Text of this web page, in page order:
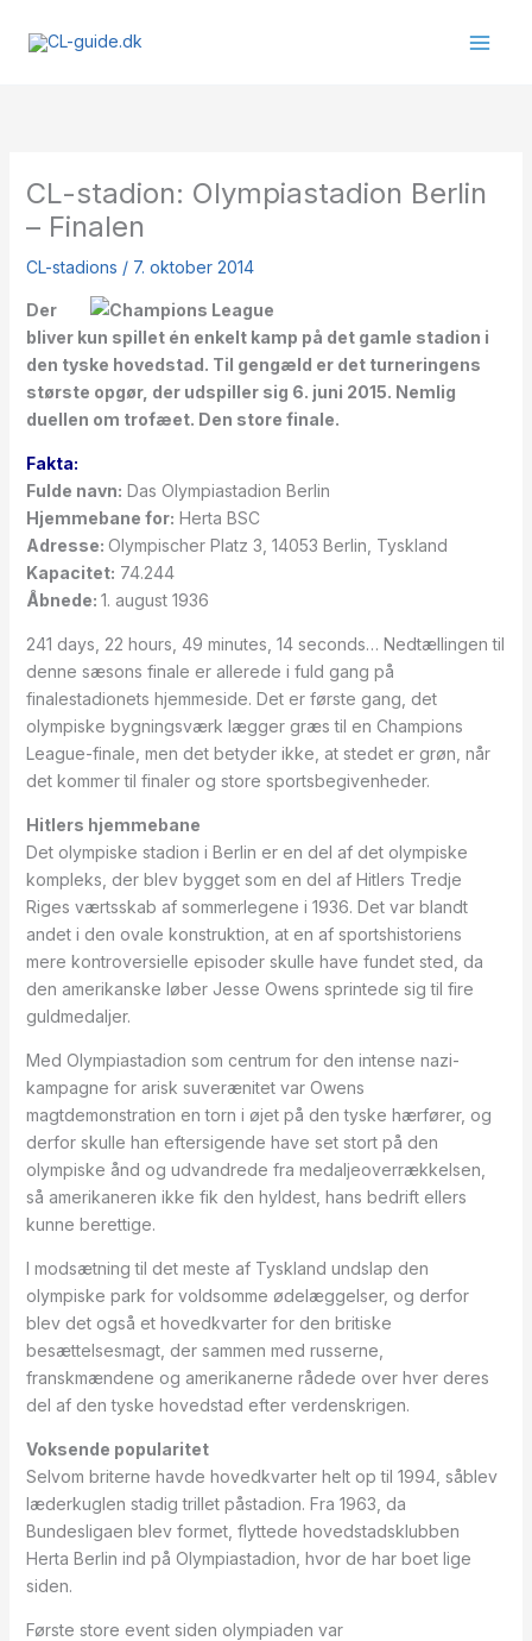
CL-stadion: Olympiastadion Berlin
– Finalen
CL-stadions / 7. oktober 2014
Der
bliver kun spillet én enkelt kamp på det gamle stadion i
den tyske hovedstad. Til gengæld er det turneringens
største opgør, der udspiller sig 6. juni 2015. Nemlig
duellen om trofæet. Den store finale.
Fakta:
Fulde navn: Das Olympiastadion Berlin
Hjemmebane for: Herta BSC
Adresse: Olympischer Platz 3, 14053 Berlin, Tyskland
Kapacitet: 74.244
Åbnede: 1. august 1936
241 days, 22 hours, 49 minutes, 14 seconds… Nedtællingen til
denne sæsons finale er allerede i fuld gang på
finalestadionets hjemmeside. Det er første gang, det
olympiske bygningsværk lægger græs til en Champions
League-finale, men det betyder ikke, at stedet er grøn, når
det kommer til finaler og store sportsbegivenheder.
Hitlers hjemmebane
Det olympiske stadion i Berlin er en del af det olympiske
kompleks, der blev bygget som en del af Hitlers Tredje
Riges værtsskab af sommerlegene i 1936. Det var blandt
andet i den ovale konstruktion, at en af sportshistoriens
mere kontroversielle episoder skulle have fundet sted, da
den amerikanske løber Jesse Owens sprintede sig til fire
guldmedaljer.
Med Olympiastadion som centrum for den intense nazi-
kampagne for arisk suverænitet var Owens
magtdemonstration en torn i øjet på den tyske hærfører, og
derfor skulle han eftersigende have set stort på den
olympiske ånd og udvandrede fra medaljeoverrækkelsen,
så amerikaneren ikke fik den hyldest, hans bedrift ellers
kunne berettige.
I modsætning til det meste af Tyskland undslap den
olympiske park for voldsomme ødelæggelser, og derfor
blev det også et hovedkvarter for den britiske
besættelsesmagt, der sammen med russerne,
franskmændene og amerikanerne rådede over hver deres
del af den tyske hovedstad efter verdenskrigen.
Voksende popularitet
Selvom briterne havde hovedkvarter helt op til 1994, såblev
læderkuglen stadig trillet påstadion. Fra 1963, da
Bundesligaen blev formet, flyttede hovedstadsklubben
Herta Berlin ind på Olympiastadion, hvor de har boet lige
siden.
Første store event siden olympiaden var